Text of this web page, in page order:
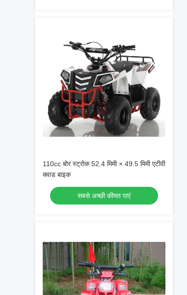
110cc बोर स्ट्रोक 52.4 मिमी × 49.5 मिमी एटीवी
क्वाड बाइक
सबसे अच्छी कीमत पाएं